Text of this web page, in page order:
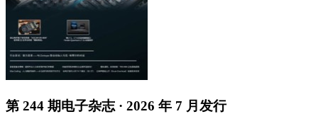
第 244 期电子杂志 · 2026 年 7 月发行